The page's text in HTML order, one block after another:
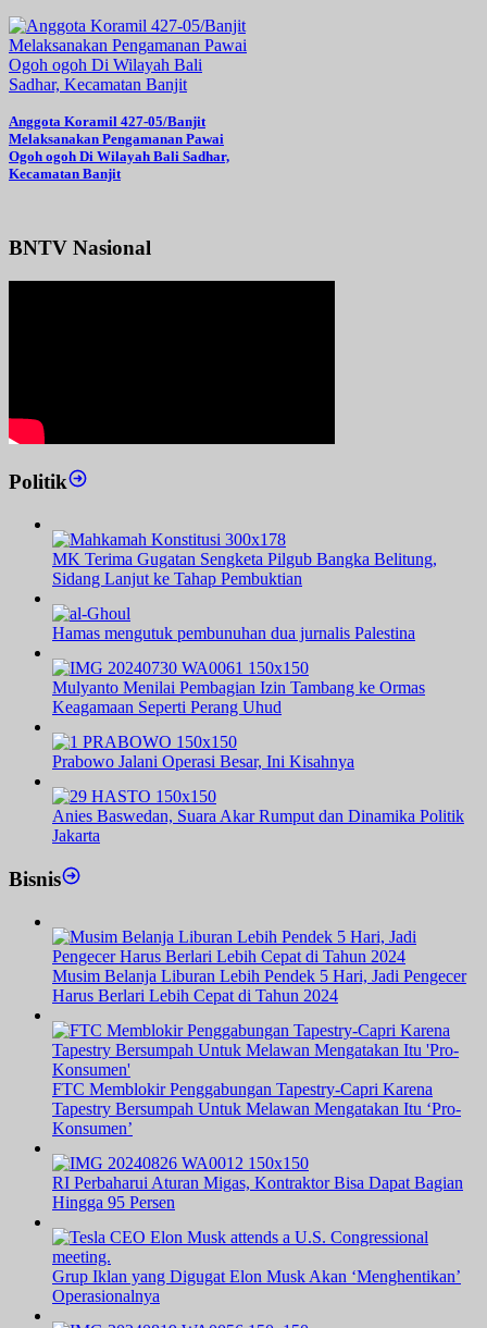
Anggota Koramil 427-05/Banjit
Melaksanakan Pengamanan Pawai
Ogoh ogoh Di Wilayah Bali Sadhar,
Kecamatan Banjit
BNTV Nasional
Politik
MK Terima Gugatan Sengketa Pilgub Bangka Belitung,
Sidang Lanjut ke Tahap Pembuktian
Hamas mengutuk pembunuhan dua jurnalis Palestina
Mulyanto Menilai Pembagian Izin Tambang ke Ormas
Keagamaan Seperti Perang Uhud
Prabowo Jalani Operasi Besar, Ini Kisahnya
Anies Baswedan, Suara Akar Rumput dan Dinamika Politik
Jakarta
Bisnis
Musim Belanja Liburan Lebih Pendek 5 Hari, Jadi Pengecer
Harus Berlari Lebih Cepat di Tahun 2024
FTC Memblokir Penggabungan Tapestry-Capri Karena
Tapestry Bersumpah Untuk Melawan Mengatakan Itu ‘Pro-
Konsumen’
RI Perbaharui Aturan Migas, Kontraktor Bisa Dapat Bagian
Hingga 95 Persen
Grup Iklan yang Digugat Elon Musk Akan ‘Menghentikan’
Operasionalnya